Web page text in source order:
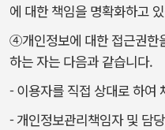
에 대한 책임을 명확화하고
④개인정보에 대한 접근권한
하는 자는 다음과 같습니다.
- 이용자를 직접 상대로 하여
- 개인정보관리책임자 및 담